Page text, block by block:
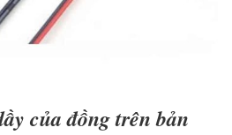
của đồng trên bản